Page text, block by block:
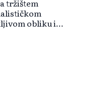
tržištem
obliku i
da odustane